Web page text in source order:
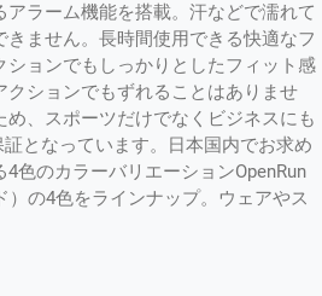
ラーム機能を搭載。汗などで濡れて
ません。長時間使用できる快適なフ
ョンでもしっかりとしたフィット感
ションでもずれることはありませ
、スポーツだけでなくビジネスにも
となっています。日本国内でお求め
色のカラーバリエーションOpenRun
の4色をラインナップ。ウェアやス